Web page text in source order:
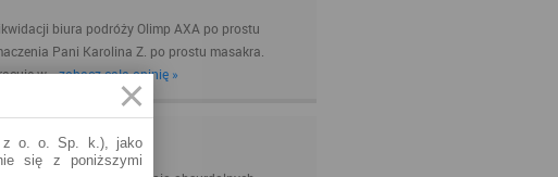
biura podróży Olimp AXA po prostu
Pani Karolina Z. po prostu masakra.
w...zobacz całą opinię »
z o. o. Sp. k.), jako
się z poniższymi